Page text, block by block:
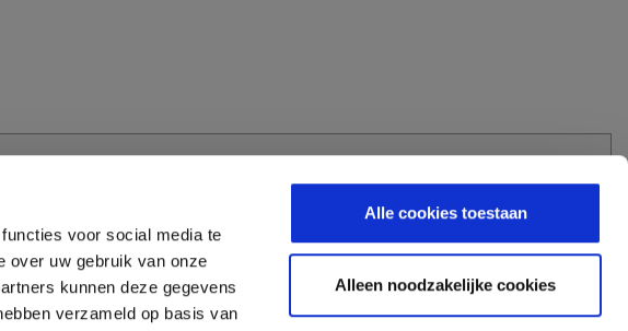
voor social media te
over uw gebruik van onze
kunnen deze gegevens
verzameld op basis van
Alle cookies toestaan
Alleen noodzakelijke cookies